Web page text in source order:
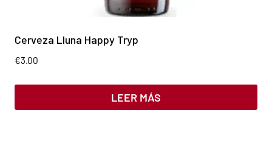
Cerveza Lluna Happy Tryp
€3.00
LEER MÁS